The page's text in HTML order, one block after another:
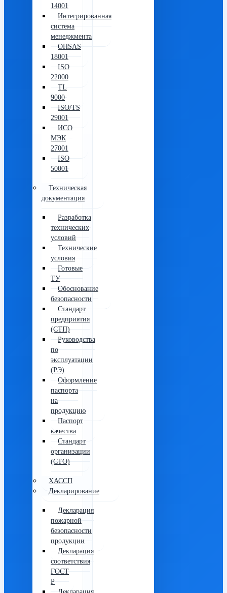
14001
Интегрированная
система
менеджмента
OHSAS
18001
ISO
22000
TL
9000
ISO/TS
29001
ИСО
МЭК
27001
ISO
50001
Техническая
документация
Разработка
технических
условий
Технические
условия
Готовые
ТУ
Обоснование
безопасности
Стандарт
предприятия
(СТП)
Руководства
по
эксплуатации
(РЭ)
Оформление
паспорта
на
продукцию
Паспорт
качества
Стандарт
организации
(СТО)
ХАССП
Декларирование
Декларация
пожарной
безопасности
продукции
Декларация
соответствия
ГОСТ
Р